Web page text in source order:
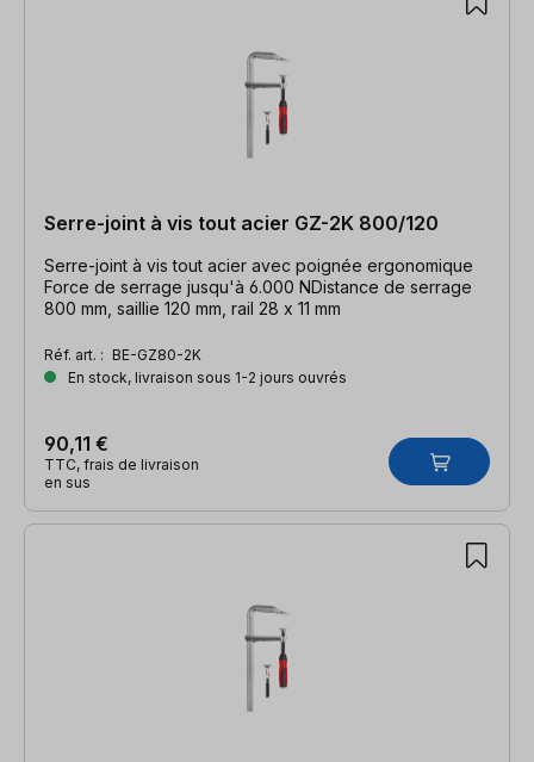
Serre-joint à vis tout acier GZ-2K 800/120
Serre-joint à vis tout acier avec poignée ergonomique
Force de serrage jusqu'à 6.000 NDistance de serrage
800 mm, saillie 120 mm, rail 28 x 11 mm
Réf. art. : BE-GZ80-2K
En stock, livraison sous 1-2 jours ouvrés
90,11 €
TTC, frais de livraison
en sus